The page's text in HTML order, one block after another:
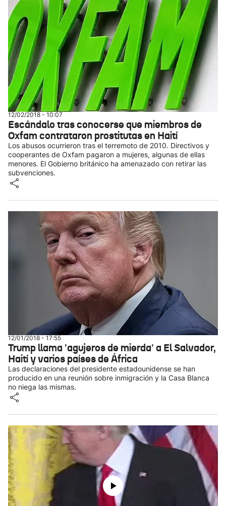
12/02/2018 - 10:07
Escándalo tras conocerse que miembros de
Oxfam contrataron prostitutas en Haití
Los abusos ocurrieron tras el terremoto de 2010. Directivos y
cooperantes de Oxfam pagaron a mujeres, algunas de ellas
menores. El Gobierno británico ha amenazado con retirar las
subvenciones.
12/01/2018 - 17:55
Trump llama 'agujeros de mierda' a El Salvador,
Haití y varios países de África
Las declaraciones del presidente estadounidense se han
producido en una reunión sobre inmigración y la Casa Blanca
no niega las mismas.